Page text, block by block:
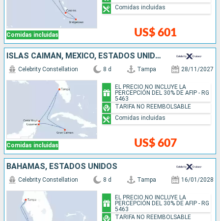
Comidas incluidas US$ 601
Comidas incluidas
ISLAS CAIMÁN, MÉXICO, ESTADOS UNIDOS
Comidas incluidas
Celebrity Constellation 8 d Tampa 28/11/2027
US$ 607
EL PRECIO NO INCLUYE LA
PERCEPCIÓN DEL 30% DE AFIP - RG
5463
TARIFA NO REEMBOLSABLE
Comidas incluidas
BAHAMAS, ESTADOS UNIDOS
Celebrity Constellation 8 d Tampa 16/01/2028
EL PRECIO NO INCLUYE LA
PERCEPCIÓN DEL 30% DE AFIP - RG
5463
TARIFA NO REEMBOLSABLE